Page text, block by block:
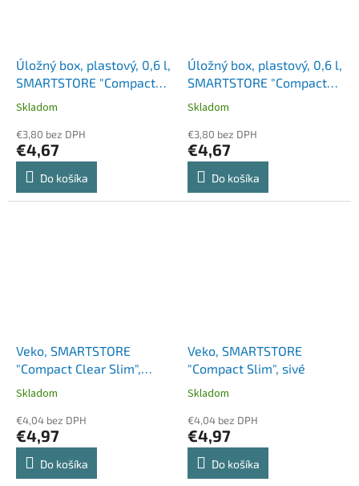
Úložný box, plastový, 0,6 l,
SMARTSTORE "Compact
Clear Mini", priehľadný
Skladom
€3,80 bez DPH
€4,67
Do košíka
Úložný box, plastový, 0,6 l,
SMARTSTORE "Compact
Mini", biely
Skladom
€3,80 bez DPH
€4,67
Do košíka
Veko, SMARTSTORE
"Compact Clear Slim",
priehľadné
Skladom
€4,04 bez DPH
€4,97
Do košíka
Veko, SMARTSTORE
"Compact Slim", sivé
Skladom
€4,04 bez DPH
€4,97
Do košíka